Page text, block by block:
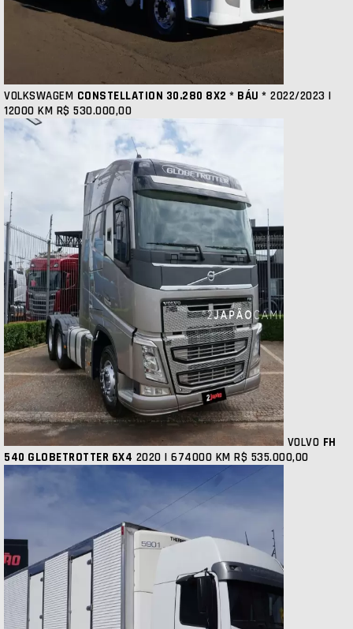
VOLKSWAGEM CONSTELLATION 30.280 8X2 * BÁU * 2022/2023 |
12000 KM R$ 530.000,00
VOLVO FH
540 GLOBETROTTER 6X4 2020 | 674000 KM R$ 535.000,00